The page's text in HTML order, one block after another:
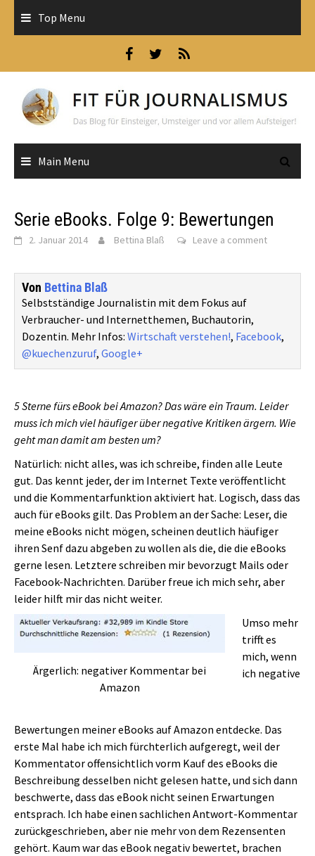
Top Menu
Main Menu
Serie eBooks. Folge 9: Bewertungen
2. Januar 2014 Bettina Blaß Leave a comment
Von Bettina Blaß
Selbstständige Journalistin mit dem Fokus auf
Verbraucher- und Internetthemen, Buchautorin,
Dozentin. Mehr Infos: Wirtschaft verstehen!, Facebook,
@kuechenzuruf, Google+
5 Sterne fürs eBook bei Amazon? Das wäre ein Traum. Leider
muss ich mich viel häufiger über negative Kritiken ärgern. Wie
geht man damit am besten um?
Natürlich: nicht alles, was ich schreibe, finden alle Leute
gut. Das kennt jeder, der im Internet Texte veröffentlicht
und die Kommentarfunktion aktiviert hat. Logisch, dass das
auch für eBooks gilt. Das Problem an der Sache: Leser, die
meine eBooks nicht mögen, scheinen deutlich häufiger
ihren Senf dazu abgeben zu wollen als die, die die eBooks
gerne lesen. Letztere schreiben mir bevorzugt Mails oder
Facebook-Nachrichten. Darüber freue ich mich sehr, aber
leider hilft mir das nicht weiter.
Ärgerlich: negativer Kommentar bei
Amazon
Umso mehr
trifft es
mich, wenn
ich negative
Bewertungen meiner eBooks auf Amazon entdecke. Das
erste Mal habe ich mich fürchterlich aufgeregt, weil der
Kommentator offensichtlich vorm Kauf des eBooks die
Beschreibung desselben nicht gelesen hatte, und sich dann
beschwerte, dass das eBook nicht seinen Erwartungen
entsprach. Ich habe einen sachlichen Antwort-Kommentar
zurückgeschrieben, aber nie mehr von dem Rezensenten
gehört. Kaum war das eBook negativ bewertet, brachen